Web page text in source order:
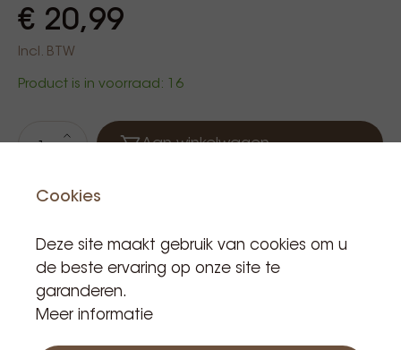
€ 20,99
Incl. BTW
Product is in voorraad: 16
Aan winkelwagen
Cookies
Deze site maakt gebruik van cookies om u
de beste ervaring op onze site te
garanderen.
Meer informatie